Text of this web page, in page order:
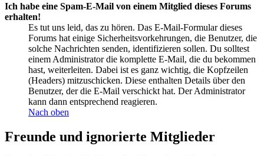
Ich habe eine Spam-E-Mail von einem Mitglied dieses Forums
erhalten!
Es tut uns leid, das zu hören. Das E-Mail-Formular dieses
Forums hat einige Sicherheitsvorkehrungen, die Benutzer, die
solche Nachrichten senden, identifizieren sollen. Du solltest
einem Administrator die komplette E-Mail, die du bekommen
hast, weiterleiten. Dabei ist es ganz wichtig, die Kopfzeilen
(Headers) mitzuschicken. Diese enthalten Details über den
Benutzer, der die E-Mail verschickt hat. Der Administrator
kann dann entsprechend reagieren.
Nach oben
Freunde und ignorierte Mitglieder